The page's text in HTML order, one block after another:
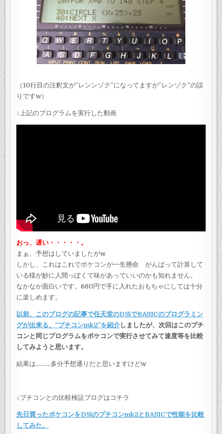
（10行目の注釈文が”レンンゾク”になってますが”レンゾク”の誤
りですw）
↓上記のプログラムを実行した動画
おっ、遅い・・・・・。
まぁ、予想はしていましたがw
しかし、これはこれでポケコンが一生懸命 がんばって計算して
いる様が妙に人間っぽくて味があっていいのかも知れません。
なかなか面白いです。680円で手に入れたおもちゃにしては十分
に楽しめます。
以前、このブログの記事で任天堂のDSiでBASICのプログラミン
グが出来る、”プチコンmk2”を紹介 しましたが、次回はこのプチ
コンと同じプログラムをポケコンで実行させてみて速度等を比較
してみようと思います。
結果は……….多分予想通りだと思いますけどw
↓プチコンとの比較検証ブログはコチラ
先日買ったポケコンをDSiのプチコンmk2とBASICで性能を比較
してみた。